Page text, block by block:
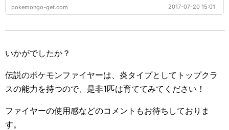
pokemongo-get.com 2017-07-20 15:01
いかがでしたか？
伝説のポケモンファイヤーは、炎タイプとしてトップクラ
スの能力を持つので、是非1匹は育ててみてください！
ファイヤーの使用感などのコメントもお待ちしておりま
す。